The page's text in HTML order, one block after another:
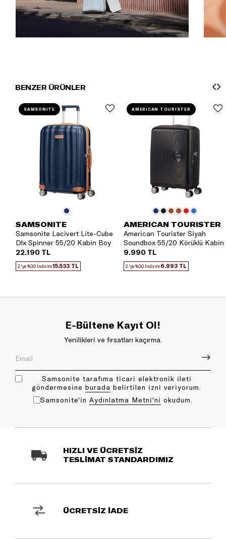
BENZER ÜRÜNLER
SAMSONITE
Samsonite Lacivert Lite-Cube
Dlx Spinner 55/20 Kabin Boy
Valiz
22.190 TL
2.'ye %30 İndirim15.533 TL
SAMSONITE
AMERICAN TOURISTER
American Tourister Siyah
Soundbox 55/20 Körüklü Kabin
Boy Valiz
9.990 TL
2.'ye %30 İndirim6.993 TL
AMERICAN TOURISTER
E-Bültene Kayıt Ol!
Yenilikleri ve fırsatları kaçırma.
Samsonite tarafıma ticari elektronik ileti
göndermesine bu rada belirtilen izni veriyorum.
Samsonite'in Aydınlatma Metni'ni okudum.
HIZLI VE ÜCRETSİZ
TESLİMAT STANDARDIMIZ
ÜCRETSİZ İADE